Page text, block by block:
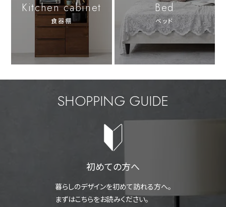
Kitchen cabinet
食器棚
Bed
ベッド
SHOPPING GUIDE
初めての方へ
暮らしのデザインを初めて訪れる方へ。
まずはこちらをお読みください。